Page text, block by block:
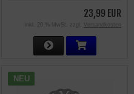
23,99 EUR
inkl. 20 % MwSt. zzgl. Versandkosten
NEU